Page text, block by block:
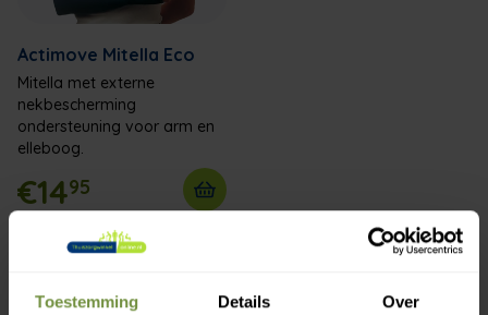
Toestemming Details Over
Actimove Mitella Eco
Mitella met externe
nekbescherming
ondersteuning voor arm en
elleboog.
€1495